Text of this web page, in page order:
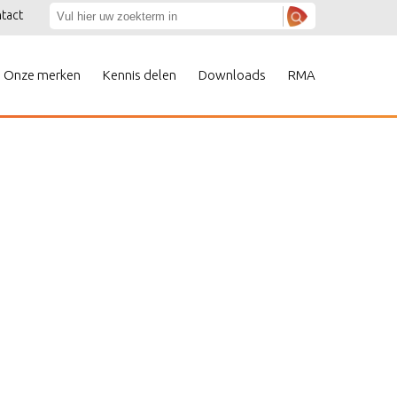
Onze merken Kennis delen Downloads RMA